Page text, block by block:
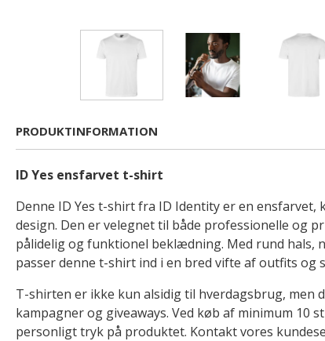
PRODUKTINFORMATION
ID Yes ensfarvet t-shirt
Denne ID Yes t-shirt fra ID Identity er en
design. Den er velegnet til både professionelle og
pålidelig og funktionel beklædning. Med rund hals,
passer denne t-shirt ind i en bred vifte af outfits og
T-shirten er ikke kun alsidig til hverdagsbrug, men
kampagner og giveaways. Ved køb af minimum 10
personligt tryk på produktet. Kontakt vores